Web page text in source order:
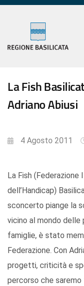
La Fish
Adriano Abiusi
4 Agosto 2011
La Fish
dell’Handicap)
sconcerto piange la
vicino al mondo delle
famiglie, è stato
Federazione. Con
progetti, criticità e
percorso che